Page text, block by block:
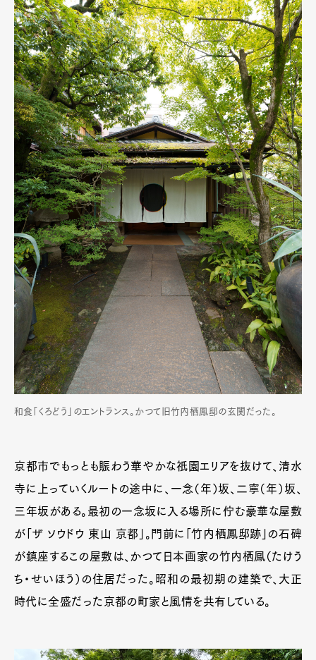
和食「くろどう」のエントランス。かつて旧竹内栖鳳邸の玄関だった。
京都市でもっとも賑わう華やかな祇園エリアを抜けて、清水
寺に上っていくルートの途中に、一念（年）坂、二寧（年）坂、
三年坂がある。最初の一念坂に入る場所に佇む豪華な屋敷
が「ザ ソウドウ 東山 京都」。門前に「竹内栖鳳邸跡」の石碑
が鎮座するこの屋敷は、かつて日本画家の竹内栖鳳（たけう
ち・せいほう）の住居だった。昭和の最初期の建築で、大正
時代に全盛だった京都の町家と風情を共有している。